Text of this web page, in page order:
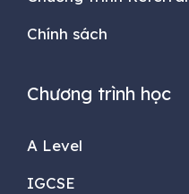
Chính sách
Chương trình học
A Level
IGCSE